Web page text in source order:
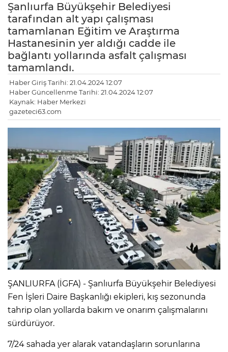
Şanlıurfa Büyükşehir Belediyesi
tarafından alt yapı çalışması
tamamlanan Eğitim ve Araştırma
Hastanesinin yer aldığı cadde ile
bağlantı yollarında asfalt çalışması
tamamlandı.
Haber Giriş Tarihi: 21.04.2024 12:07
Haber Güncellenme Tarihi: 21.04.2024 12:07
Kaynak: Haber Merkezi
gazeteci63.com
ŞANLIURFA (İGFA) - Şanlıurfa Büyükşehir Belediyesi
Fen İşleri Daire Başkanlığı ekipleri, kış sezonunda
tahrip olan yollarda bakım ve onarım çalışmalarını
sürdürüyor.
7/24 sahada yer alarak vatandaşların sorunlarına